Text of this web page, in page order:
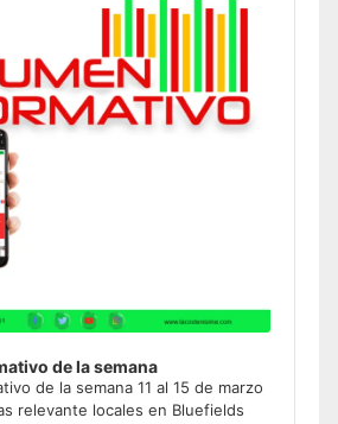
de la semana
de la semana 11 al 15 de marzo
relevante locales en Bluefields